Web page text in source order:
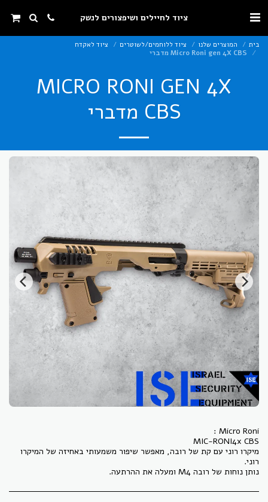
ציוד לחיילים ושיפצורים לנשק
בית המוצרים שלנו ציוד ללוחמים/לשוטרים
ציוד לאקדח
Micro Roni gen 4X CBS מדברי
MICRO RONI GEN 4X
CBS מדברי
מיקרו רוני עם קת של רובה, מאפשר שיפור משמעותי באחיזה של המיקרו
נותן נוחות של רובה M4 ומעלה את ההרתעה.